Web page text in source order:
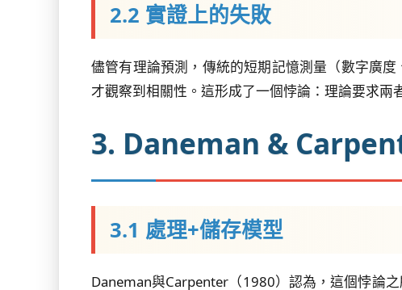
2.2 實證上的失敗
儘管有理論預測，傳統的短期記憶測量（數字廣
才觀察到相關性。這形成了一個悖論：理論要求兩
3. Daneman &
3.1 處理+儲存模型
Daneman與Carpenter（1980）認為，這個悖論